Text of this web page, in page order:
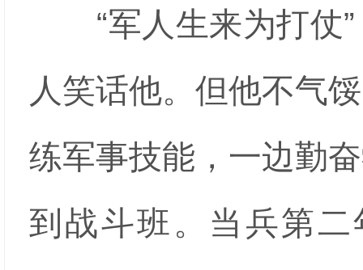
“军人生来为打仗”
人笑话他。但他不气
练军事技能，一边勤
到战斗班。当兵第